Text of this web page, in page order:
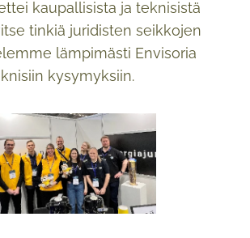
kaupallisista ja teknisistä
tinkiä juridisten seikkojen
lämpimästi Envisoria
kysymyksiin.